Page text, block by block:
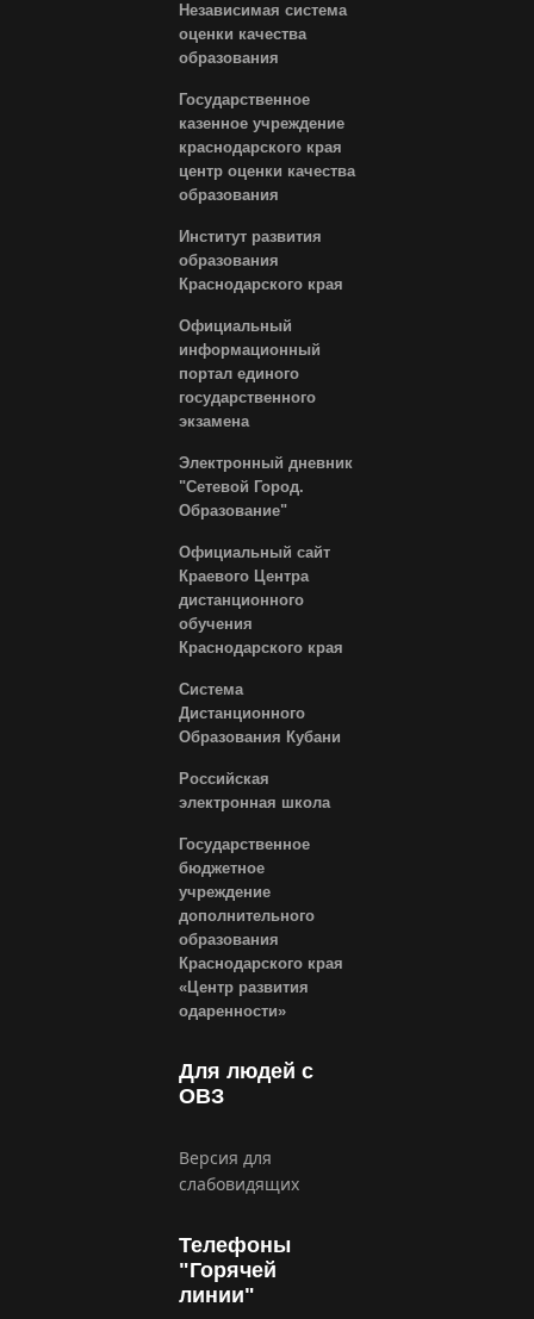
Независимая система
оценки качества
образования
Государственное
казенное учреждение
краснодарского края
центр оценки качества
образования
Институт развития
образования
Краснодарского края
Официальный
информационный
портал единого
государственного
экзамена
Электронный дневник
"Сетевой Город.
Образование"
Официальный сайт
Краевого Центра
дистанционного
обучения
Краснодарского края
Система
Дистанционного
Образования Кубани
Российская
электронная школа
Государственное
бюджетное
учреждение
дополнительного
образования
Краснодарского края
«Центр развития
одаренности»
Для людей с
ОВЗ
Версия для
слабовидящих
Телефоны
"Горячей
линии"